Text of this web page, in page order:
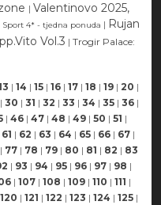
| Valentinovo 2025,
Sport 4* - tjedna ponuda | Rujan
Vol.3 | Trogir Palace:
| 14 | 15 | 16 | 17 | 18 | 19 | 20 |
| 30 | 31 | 32 | 33 | 34 | 35 | 36 |
| 46 | 47 | 48 | 49 | 50 | 51 |
61 | 62 | 63 | 64 | 65 | 66 | 67 |
| 77 | 78 | 79 | 80 | 81 | 82 | 83
| 93 | 94 | 95 | 96 | 97 | 98 |
| 107 | 108 | 109 | 110 | 111 |
120 | 121 | 122 | 123 | 124 | 125 |